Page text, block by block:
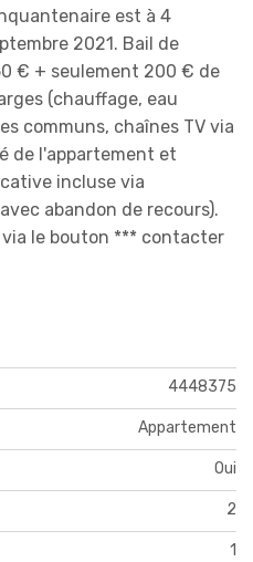
est à 4
2021. Bail de
€ + seulement 200 € de
(chauffage, eau
communs, chaînes TV via
de l'appartement et
incluse via
abandon de recours).
le bouton *** contacter
4448375
Appartement
Oui
2
1